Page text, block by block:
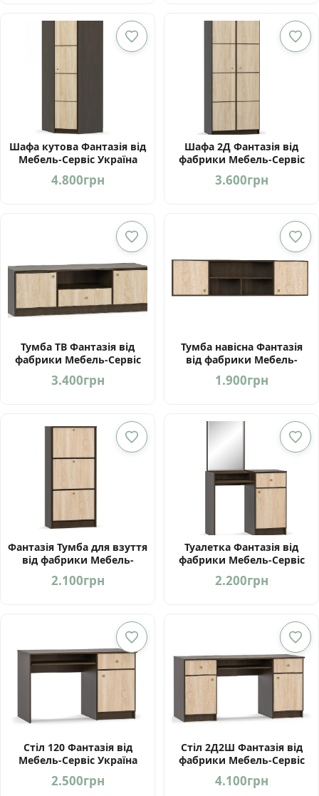
Шафа кутова Фантазія від
Мебель-Сервіс Україна
4.800грн
Шафа 2Д Фантазія від
фабрики Мебель-Сервіс
України
3.600грн
Тумба ТВ Фантазія від
фабрики Мебель-Сервіс
Україна
3.400грн
Тумба навісна Фантазія
від фабрики Мебель-
Сервіс Україна
1.900грн
Фантазія Тумба для взуття
від фабрики Мебель-
Сервіс Україна
2.100грн
Туалетка Фантазія від
фабрики Мебель-Сервіс
Україна
2.200грн
Стіл 120 Фантазія від
Мебель-Сервіс Україна
2.500грн
Стіл 2Д2Ш Фантазія від
фабрики Мебель-Сервіс
Україна
4.100грн